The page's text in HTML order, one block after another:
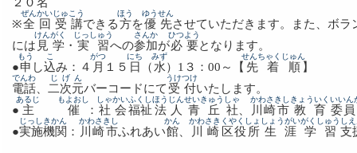
※全回
ぜんかい
受講
じゅこう
できる方
ほう
を優先
ゆうせん
させていただきます。また、ボラ
には 見学
けんがく
・ 実習
じっしゅう
への参加
さんか
が必要
ひつよう
となります。
●申
もう
し込
こ
み：４ 月
がつ
１５ 日
にち
（ 水
みず
）1３：00～【 先着順
せんちゃくじゅん
】
電話
でんわ
二次元
じげん
バーコードにて 受付
うけつけ
いたします。
● 主
あるじ
催
もよおし
： 社会
しゃかい
福祉
ふくし
法人
ほうじん
青丘
せいきゅう
社
しゃ
川崎市
かわさきし
教育
きょういく
委
いいん
●実施
じっし
機関
きかん
： 川崎市
かわさきし
ふれあい館
かん
川崎
かわさき
区役所
くやくしょ
生涯
しょうがい
学習
がくしゅう
支
し